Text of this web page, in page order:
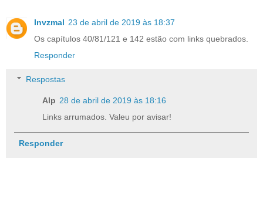
Invzmal 23 de abril de 2019 às 18:37
Os capítulos 40/81/121 e 142 estão com links quebrados.
Responder
Respostas
Alp 28 de abril de 2019 às 18:16
Links arrumados. Valeu por avisar!
Responder